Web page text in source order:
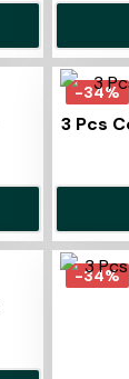
-34%
3 Pcs
-34%